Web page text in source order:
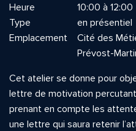
Heure
10:00 à 12:00
Type
en présentiel
Emplacement
Cité des
Prévost-
Cet atelier se donne pour
lettre de motivation
prenant en compte les
une lettre qui saura retenir